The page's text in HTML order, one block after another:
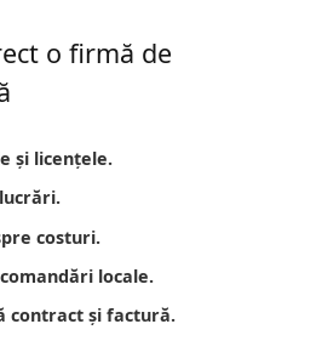
o firmă de
și licențele.
costuri.
locale.
contract și factură.